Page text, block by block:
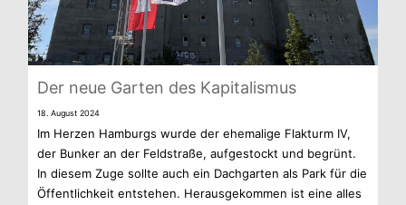
Der neue Gar­ten des Kapitalismus
18. August 2024
Im Her­zen Ham­burgs wurde der ehe­ma­lige Flak­turm IV,
der Bun­ker an der Feld­straße, auf­ge­stockt und begrünt.
In die­sem Zuge sollte auch ein Dach­gar­ten als Park für die
Öffent­lich­keit ent­ste­hen. Her­aus­ge­kom­men ist eine alles